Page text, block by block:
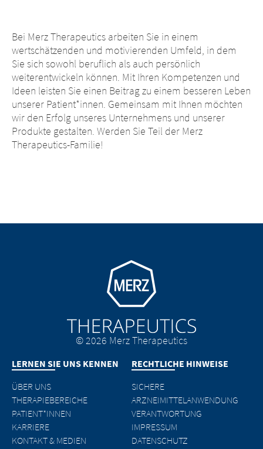
Bei Merz Therapeutics arbeiten Sie in einem
wertschätzenden und motivierenden Umfeld, in dem
Sie sich sowohl beruflich als auch persönlich
weiterentwickeln können. Mit Ihren Kompetenzen und
Ideen leisten Sie einen Beitrag zu einem besseren Leben
unserer Patient*innen. Gemeinsam mit Ihnen möchten
wir den Erfolg unseres Unternehmens und unserer
Produkte gestalten. Werden Sie Teil der Merz
Therapeutics-Familie!
Go to homepage
© 2026 Merz Therapeutics
LERNEN SIE UNS KENNEN
ÜBER UNS
THERAPIEBEREICHE
PATIENT*INNEN
KARRIERE
KONTAKT & MEDIEN
RECHTLICHE HINWEISE
SICHERE
ARZNEIMITTELANWENDUNG
VERANTWORTUNG
IMPRESSUM
DATENSCHUTZ